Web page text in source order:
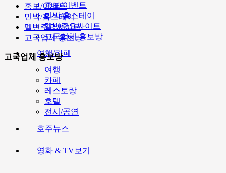
홍보/이벤트
민박/홈스테이
멜번주요싸이트
고국업체 홍보방
여행/카페
여행
카페
레스토랑
호텔
전시/공연
호주뉴스
영화 & TV보기
홍보/이벤트
민박/홈스테이
멜번주요싸이트
고국업체 홍보방
고국업체 홍보방